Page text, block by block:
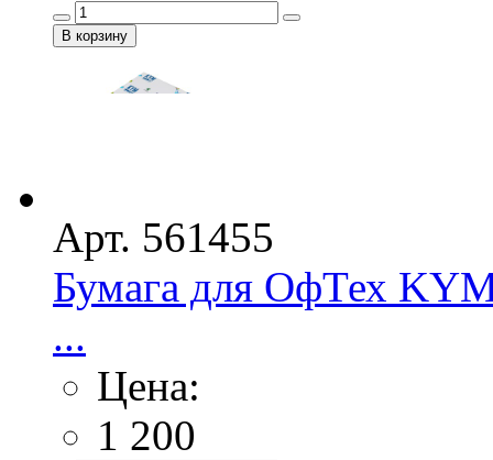
Арт. 561455
Бумага для ОфТех
...
Цена:
1 200